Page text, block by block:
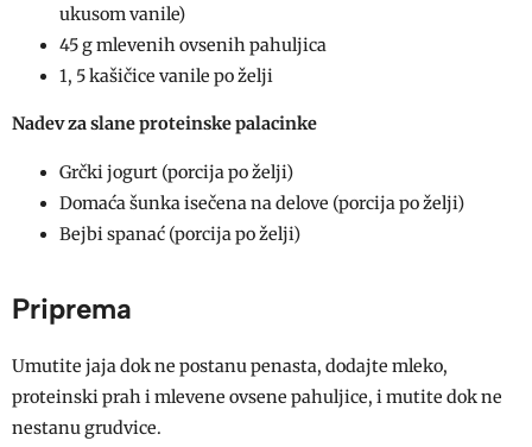
ukusom vanile)
45 g mlevenih ovsenih pahuljica
1, 5 kašičice vanile po želji
Nadev za slane proteinske palacinke
Grčki jogurt (porcija po želji)
Domaća šunka isečena na delove (porcija po želji)
Bejbi spanać (porcija po želji)
Priprema
Umutite jaja dok ne postanu penasta, dodajte mleko,
proteinski prah i mlevene ovsene pahuljice, i mutite dok ne
nestanu grudvice.